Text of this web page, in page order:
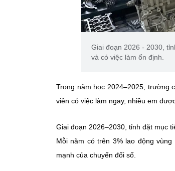
Giai đoạn 2026 - 2030,
và có việc làm ổn định.
Trong năm học 2024–2025, trường
viên có việc làm ngay, nhiều em
Giai đoạn 2026–2030, tỉnh đặt mục
Mỗi năm có trên 3% lao động
mạnh của chuyển đổi số.